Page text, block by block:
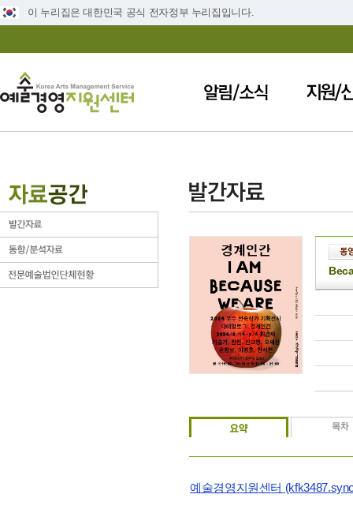
이 누리집은 대한민국 공식 전자정부 누리집입니다.
예술경영지원센터